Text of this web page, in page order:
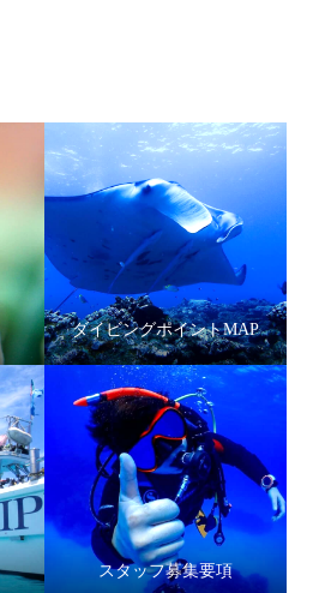
ダイビングポイントMAP
スタッフ募集要項